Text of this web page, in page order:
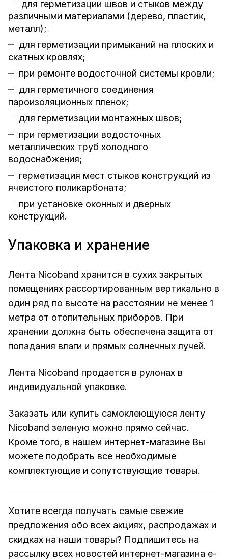
для герметизации швов и стыков между
различными материалами (дерево, пластик,
металл);
для герметизации примыканий на плоских и
скатных кровлях;
при ремонте водосточной системы кровли;
для герметичного соединения
пароизоляционных пленок;
для герметизации монтажных швов;
при герметизации водосточных
металлических труб холодного
водоснабжения;
герметизация мест стыков конструкций из
ячеистого поликарбоната;
при установке оконных и дверных
конструкций.
Упаковка и хранение
Лента Nicoband хранится в сухих закрытых
помещениях рассортированным вертикально в
один ряд по высоте на расстоянии не менее 1
метра от отопительных приборов. При
хранении должна быть обеспечена защита от
попадания влаги и прямых солнечных лучей.
Лента Nicoband продается в рулонах в
индивидуальной упаковке.
Заказать или купить самоклеющуюся ленту
Nicoband зеленую можно прямо сейчас.
Кроме того, в нашем интернет-магазине Вы
можете подобрать все необходимые
комплектующие и сопутствующие товары.
Хотите всегда получать самые свежие
предложения обо всех акциях, распродажах и
скидках на наши товары? Подпишитесь на
рассылку всех новостей интернет-магазина e-